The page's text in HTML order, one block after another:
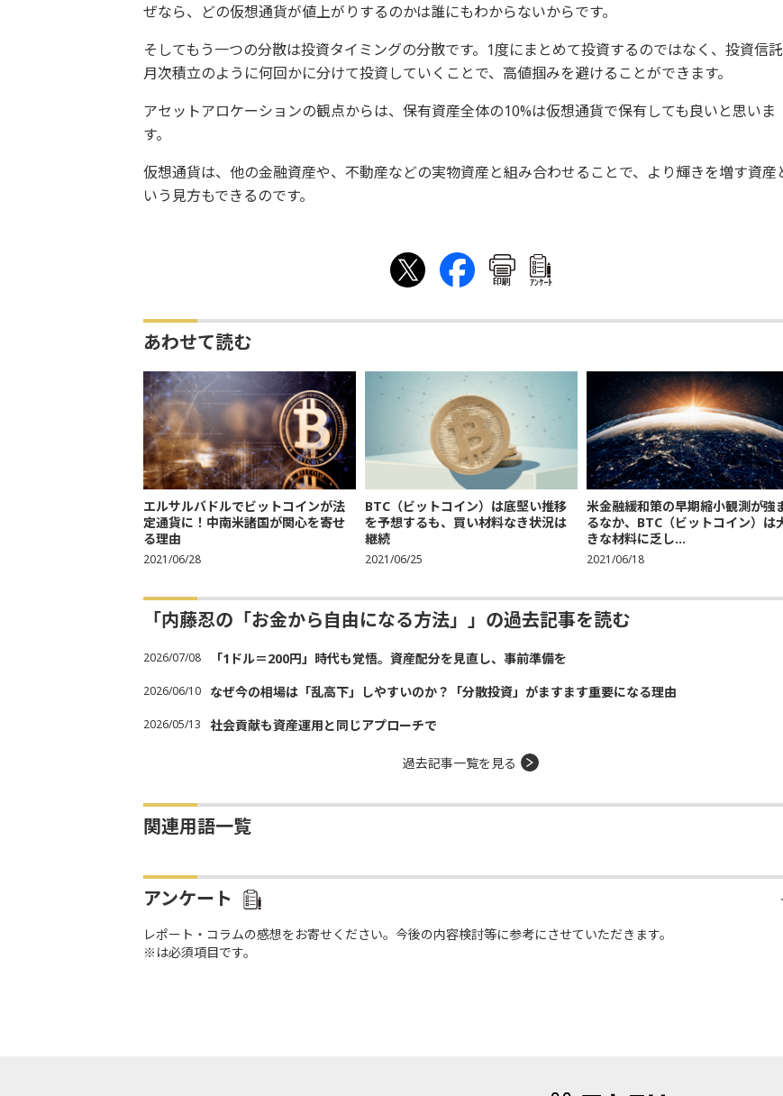
ぜなら、どの仮想通貨が値上がりするのかは誰にもわからないからです。
そしてもう一つの分散は投資タイミングの分散です。1度にまとめて投資するのではなく、投資信
月次積立のように何回かに分けて投資していくことで、高値掴みを避けることができます。
アセットアロケーションの観点からは、保有資産全体の10%は仮想通貨で保有しても良いと思いま
す。
仮想通貨は、他の金融資産や、不動産などの実物資産と組み合わせることで、より輝きを増す資産
いう見方もできるのです。
印刷 ｱﾝｹｰﾄ
あわせて読む
エルサルバドルでビットコインが法
定通貨に！中南米諸国が関心を寄せ
る理由
2021/06/28
BTC（ビットコイン）は底堅い推移
を予想するも、買い材料なき状況は
継続
2021/06/25
米金融緩和策の早期縮小観測が強
るなか、BTC（ビットコイン）は
きな材料に乏し...
2021/06/18
「内藤忍の「お金から自由になる方法」」の過去記事を読む
2026/07/08 「1ドル＝200円」時代も覚悟。資産配分を見直し、事前準備を
2026/06/10 なぜ今の相場は「乱高下」しやすいのか？「分散投資」がますます重要になる理由
2026/05/13 社会貢献も資産運用と同じアプローチで
過去記事一覧を見る
関連用語一覧
アンケート
レポート・コラムの感想をお寄せください。今後の内容検討等に参考にさせていただきます。
※は必須項目です。